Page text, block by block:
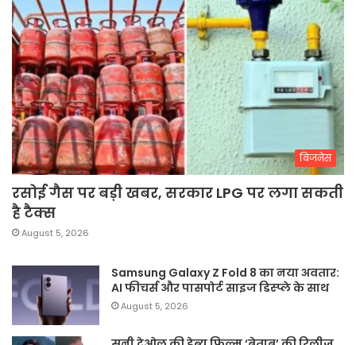
बिजनेस
रसोई गैस पर बड़ी खबर, सरकार LPG पर लगा सकती
है टैक्स
August 5, 2026
Samsung Galaxy Z Fold 8 का नया अवतार:
AI फीचर्स और पासपोर्ट साइज डिस्प्ले के साथ
August 5, 2026